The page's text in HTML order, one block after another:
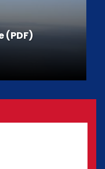
(PDF)